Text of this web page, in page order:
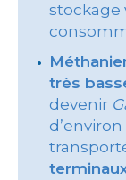
stockage
très
devenir